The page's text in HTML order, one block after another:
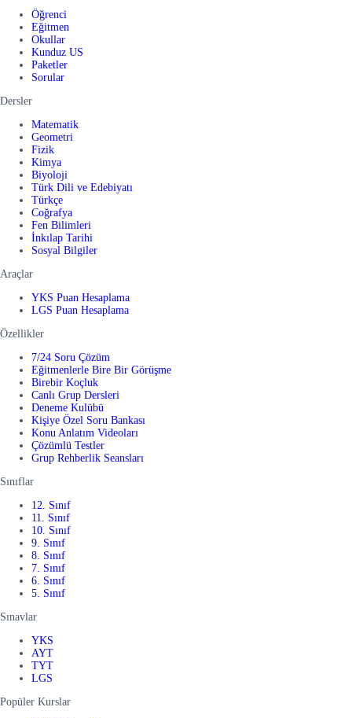
Öğrenci
Eğitmen
Okullar
Kunduz US
Paketler
Sorular
Dersler
Matematik
Geometri
Fizik
Kimya
Biyoloji
Türk Dili ve Edebiyatı
Türkçe
Coğrafya
Fen Bilimleri
İnkılap Tarihi
Sosyal Bilgiler
Araçlar
YKS Puan Hesaplama
LGS Puan Hesaplama
Özellikler
7/24 Soru Çözüm
Eğitmenlerle Bire Bir Görüşme
Birebir Koçluk
Canlı Grup Dersleri
Deneme Kulübü
Kişiye Özel Soru Bankası
Konu Anlatım Videoları
Çözümlü Testler
Grup Rehberlik Seansları
Sınıflar
12. Sınıf
11. Sınıf
10. Sınıf
9. Sınıf
8. Sınıf
7. Sınıf
6. Sınıf
5. Sınıf
Sınavlar
YKS
AYT
TYT
LGS
Popüler Kurslar